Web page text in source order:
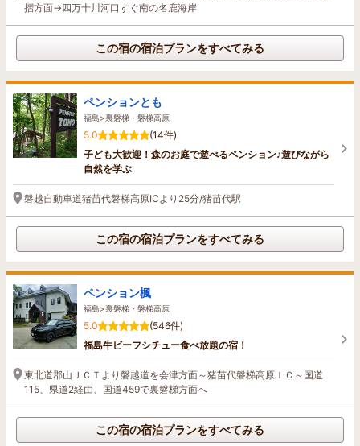
摺方面→四万十川河口すぐ南の名鹿海岸
この宿の宿泊プランをすべてみる
ペンションとも
福島>裏磐梯・磐梯高原
5.0
(14件)
子ども大歓迎！森のお庭で遊べるペンション♪遊びながら
自然を学ぶ
磐越自動車道猪苗代磐梯高原ICより25分/猪苗代駅
この宿の宿泊プランをすべてみる
ペンション楓
福島>裏磐梯・磐梯高原
5.0
(546件)
福島牛ビーフシチュー食べ放題の宿！
東北道郡山ＪＣＴより磐越道を会津方面～猪苗代磐梯高原ＩＣ～国道
115、県道2経由、国道459で裏磐梯方面へ
この宿の宿泊プランをすべてみる